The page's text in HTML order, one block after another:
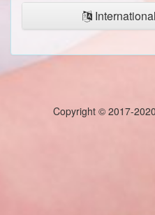
Copyright © 2017-